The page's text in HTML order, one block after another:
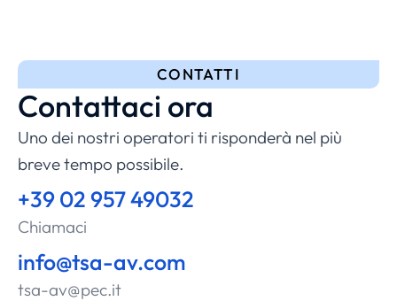
CONTATTI
Contattaci ora
Uno dei nostri operatori ti risponderà nel più
breve tempo possibile.
+39 02 957 49032
Chiamaci
info@tsa-av.com
tsa-av@pec.it